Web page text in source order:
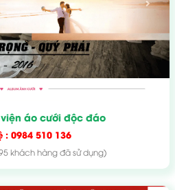
áo cưới độc đáo
: 0984 510 136
khách hàng đã sử dụng)